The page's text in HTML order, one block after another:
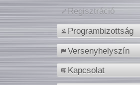
Regisztráció
Programbizottság
Versenyhelyszín
Kapcsolat